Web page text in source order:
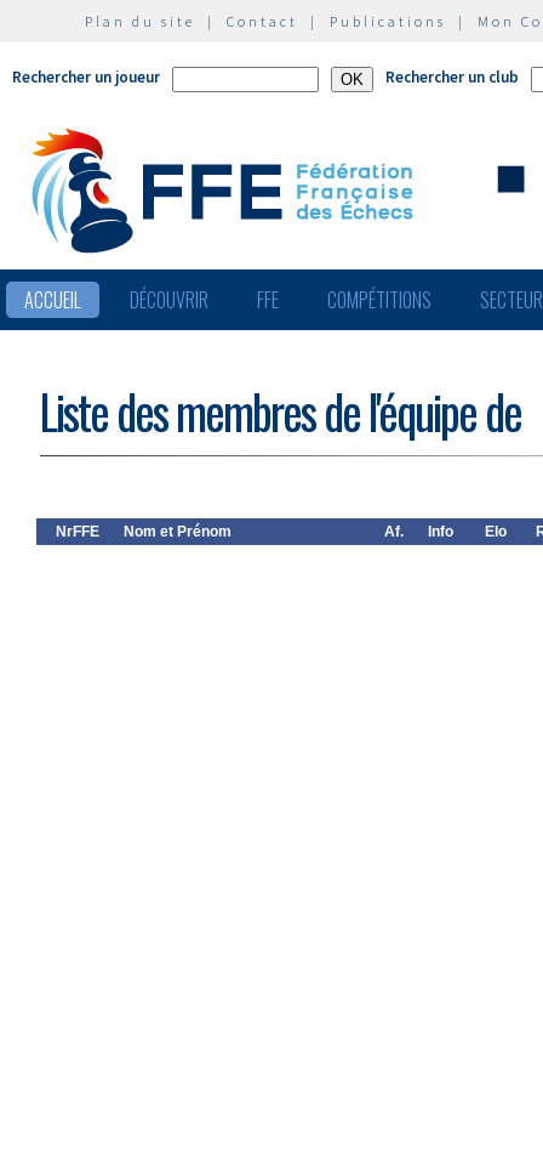
Plan du site | Contact | Publications | Mon
Rechercher un joueur Rechercher un club
ACCUEIL DÉCOUVRIR FFE COMPÉTITIONS
Liste des membres de l'équipe de
NrFFE Nom et Prénom Af. Info Elo